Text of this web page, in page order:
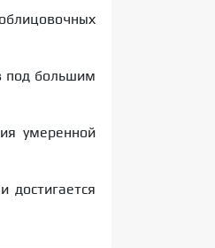
под большим
умеренной